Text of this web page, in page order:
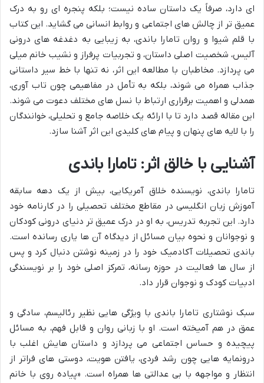
ای دارد، صرفاً یک داستان ساده نیست؛ بلکه پنجره ای رو به درک
عمیق تر از چالش های اجتماعی و روابط انسانی می گشاید. این کتاب
با قلم شیوا و روان تامارا باندی، به زیبایی به دغدغه های درونی
آلیس، شخصیت اصلی داستان، و تجربیات پرفراز و نشیب خانم میلی
می پردازد. مخاطبان با مطالعه این اثر، نه تنها با خط سیر داستانی
جذاب همراه می شوند، بلکه به تأمل در مفاهیمی چون تاب آوری،
همدلی و اهمیت برقراری ارتباط با نسل های مختلف دعوت می شوند.
این مقاله قصد دارد تا با ارائه یک خلاصه جامع و تحلیلی، خوانندگان
را با لایه های پنهان و پیام های کلیدی این اثر آشنا سازد.
آشنایی با خالق اثر: تامارا باندی
تامارا باندی، نویسنده خلاق آمریکایی، بیش از یک دهه سابقه
آموزش زبان انگلیسی در مقاطع مختلف تحصیلی را در کارنامه خود
دارد. این تجربه تدریس، به او در درک عمیق تر دنیای درونی کودکان
و نوجوانان و نحوه بیان مسائل از دیدگاه آن ها یاری رسانده است.
باندی تحصیلات آکادمیک خود را در زمینه نوشتن دنبال کرد و پس
از سال ها فعالیت در حوزه رسانه، تمرکز اصلی خود را بر نویسندگی
ادبیات کودک و نوجوان قرار داد.
سبک نوشتاری تامارا باندی با ویژگی هایی نظیر رئالیسم، سادگی و
عمق در هم آمیخته است. او با زبانی روان و قابل فهم، به مسائل
پیچیده و حساس اجتماعی می پردازد و داستان هایش اغلب با
درونمایه هایی چون رشد فردی، یافتن هویت، دوستی های فراتر از
انتظار و مواجهه با بی عدالتی ها همراه است. «پیاده روی با خانم